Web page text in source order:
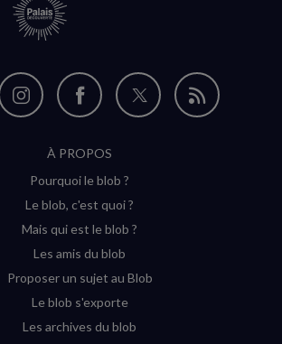
Nous
Instagram
(nouvelle
Nous
sur
Facebook
(nouvelle
Nous
Flux
À PROPOS
Pourquoi le blob ?
Le blob, c'est quoi ?
Mais qui est le blob ?
Les amis du blob
Proposer un sujet au Blob
Le blob s'exporte
Les archives du blob